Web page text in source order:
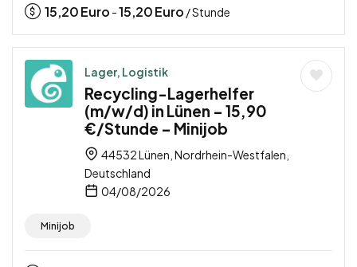
15,20Euro -15,20Euro / Stunde
Lager, Logistik
Recycling-Lagerhelfer
(m/w/d) in Lünen – 15,90
€/Stunde – Minijob
44532 Lünen, Nordrhein-Westfalen,
Deutschland
04/08/2026
Minijob